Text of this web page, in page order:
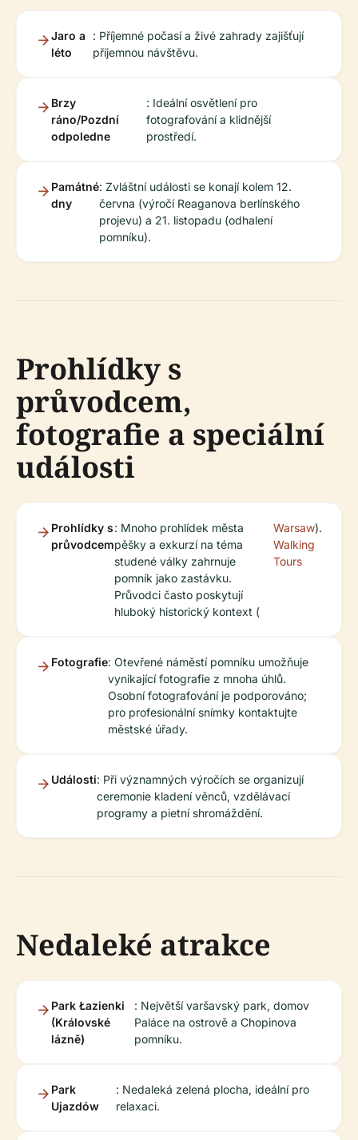
Jaro a
léto
: Příjemné počasí a živé zahrady zajišťují
příjemnou návštěvu.
Brzy
ráno/Pozdní
odpoledne
: Ideální osvětlení pro
fotografování a klidnější
prostředí.
Památné
dny
: Zvláštní události se konají kolem 12.
června (výročí Reaganova berlínského
projevu) a 21. listopadu (odhalení
pomníku).
Prohlídky s
průvodcem,
fotografie a speciální
události
Prohlídky s
průvodcem
: Mnoho prohlídek města
pěšky a exkurzí na téma
studené války zahrnuje
pomník jako zastávku.
Průvodci často poskytují
hluboký historický kontext (
Warsaw
Walking
Tours
).
Fotografie: Otevřené náměstí pomníku umožňuje
vynikající fotografie z mnoha úhlů.
Osobní fotografování je podporováno;
pro profesionální snímky kontaktujte
městské úřady.
Události: Při významných výročích se organizují
ceremonie kladení věnců, vzdělávací
programy a pietní shromáždění.
Nedaleké atrakce
Park Łazienki
(Královské
lázně)
: Největší varšavský park, domov
Paláce na ostrově a Chopinova
pomníku.
Park
Ujazdów
: Nedaleká zelená plocha, ideální pro
relaxaci.